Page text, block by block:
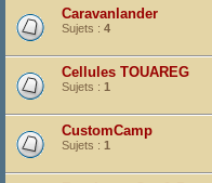
Caravanlander
Sujets : 4
Cellules TOUAREG
Sujets : 1
CustomCamp
Sujets : 1